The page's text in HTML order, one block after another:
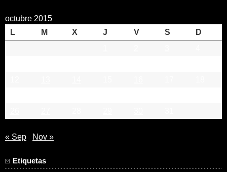
octubre 2015
L
M X J V S
D
« Sep Nov »
Etiquetas